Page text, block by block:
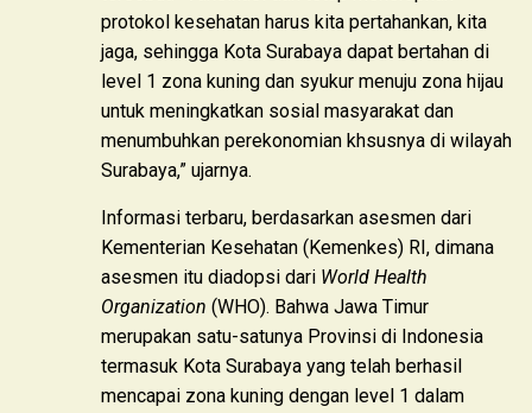
protokol kesehatan harus kita pertahankan, kita
jaga, sehingga Kota Surabaya dapat bertahan di
level 1 zona kuning dan syukur menuju zona hijau
untuk meningkatkan sosial masyarakat dan
menumbuhkan perekonomian khsusnya di wilayah
Surabaya,” ujarnya.
Informasi terbaru, berdasarkan asesmen dari
Kementerian Kesehatan (Kemenkes) RI, dimana
asesmen itu diadopsi dari World Health
Organization (WHO). Bahwa Jawa Timur
merupakan satu-satunya Provinsi di Indonesia
termasuk Kota Surabaya yang telah berhasil
mencapai zona kuning dengan level 1 dalam